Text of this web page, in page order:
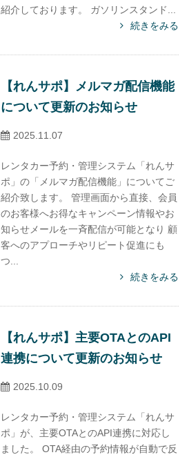
紹介しております。 ガソリンスタンド...
続きをみる
【れんサポ】メルマガ配信機能
について更新のお知らせ
2025.11.07
レンタカー予約・管理システム「れんサ
ポ」の「メルマガ配信機能」についてご
紹介致します。 管理画面から直接、会員
のお客様へお得なキャンペーン情報やお
知らせメールを一斉配信が可能となり 顧
客へのアプローチやリピート促進にも
つ...
続きをみる
【れんサポ】主要OTAとのAPI
連携について更新のお知らせ
2025.10.09
レンタカー予約・管理システム「れんサ
ポ」が、主要OTAとのAPI連携に対応し
ました。 OTA経由の予約情報が自動で反